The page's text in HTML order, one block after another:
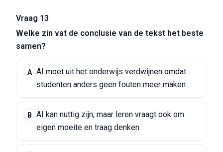
Vraag 13
Welke zin vat de conclusie van de tekst het beste
samen?
A AI moet uit het onderwijs verdwijnen omdat
studenten anders geen fouten meer maken.
B
AI kan nuttig zijn, maar leren vraagt ook om
eigen moeite en traag denken.